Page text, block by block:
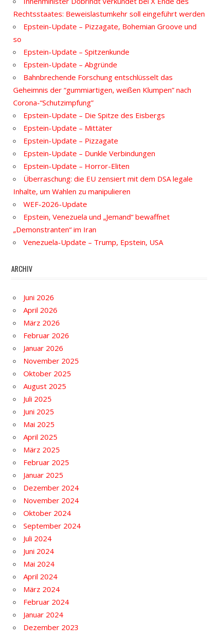
Rechtsstaates: Beweislastumkehr soll eingeführt werden
Epstein-Update – Pizzagate, Bohemian Groove und
so
Epstein-Update – Spitzenkunde
Epstein-Update – Abgründe
Bahnbrechende Forschung entschlüsselt das
Geheimnis der “gummiartigen, weißen Klumpen” nach
Corona-“Schutzimpfung”
Epstein-Update – Die Spitze des Eisbergs
Epstein-Update – Mittäter
Epstein-Update – Pizzagate
Epstein-Update – Dunkle Verbindungen
Epstein-Update – Horror-Eliten
Überraschung: die EU zensiert mit dem DSA legale
Inhalte, um Wahlen zu manipulieren
WEF-2026-Update
Epstein, Venezuela und „Jemand“ bewaffnet
„Demonstranten“ im Iran
Venezuela-Update – Trump, Epstein, USA
ARCHIV
Juni 2026
April 2026
März 2026
Februar 2026
Januar 2026
November 2025
Oktober 2025
August 2025
Juli 2025
Juni 2025
Mai 2025
April 2025
März 2025
Februar 2025
Januar 2025
Dezember 2024
November 2024
Oktober 2024
September 2024
Juli 2024
Juni 2024
Mai 2024
April 2024
März 2024
Februar 2024
Januar 2024
Dezember 2023